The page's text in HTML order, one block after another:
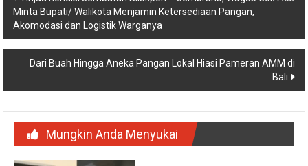
pos
Minta Bupati/ Walikota Menjamin Ketersediaan Pangan,
Akomodasi dan Logistik Warganya
Dari Buah Hingga Aneka Pangan Lokal Hiasi Pameran AMM di
Bali
Mungkin Anda Menyukai